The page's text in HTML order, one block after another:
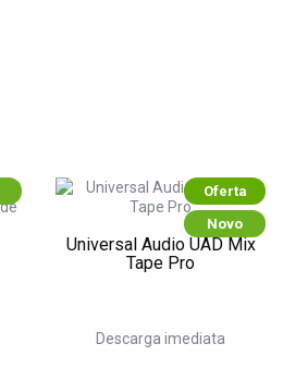
Oferta
Novo
Universal Audio UAD Mix
Tape Pro
Descarga imediata